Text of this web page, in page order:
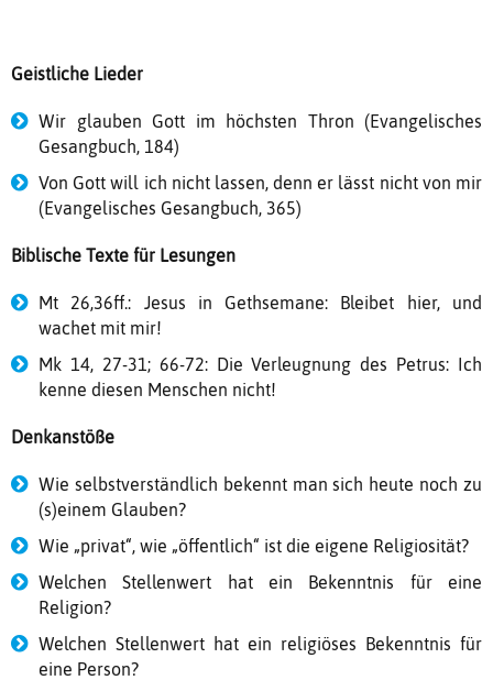
Geistliche Lieder
Wir glauben Gott im höchsten Thron (Evangelisches
Gesangbuch, 184)
Von Gott will ich nicht lassen, denn er lässt nicht von mir
(Evangelisches Gesangbuch, 365)
Biblische Texte für Lesungen
Mt 26,36ff.: Jesus in Gethsemane: Bleibet hier, und
wachet mit mir!
Mk 14, 27-31; 66-72: Die Verleugnung des Petrus: Ich
kenne diesen Menschen nicht!
Denkanstöße
Wie selbstverständlich bekennt man sich heute noch zu
(s)einem Glauben?
Wie „privat“, wie „öffentlich“ ist die eigene Religiosität?
Welchen Stellenwert hat ein Bekenntnis für eine
Religion?
Welchen Stellenwert hat ein religiöses Bekenntnis für
eine Person?